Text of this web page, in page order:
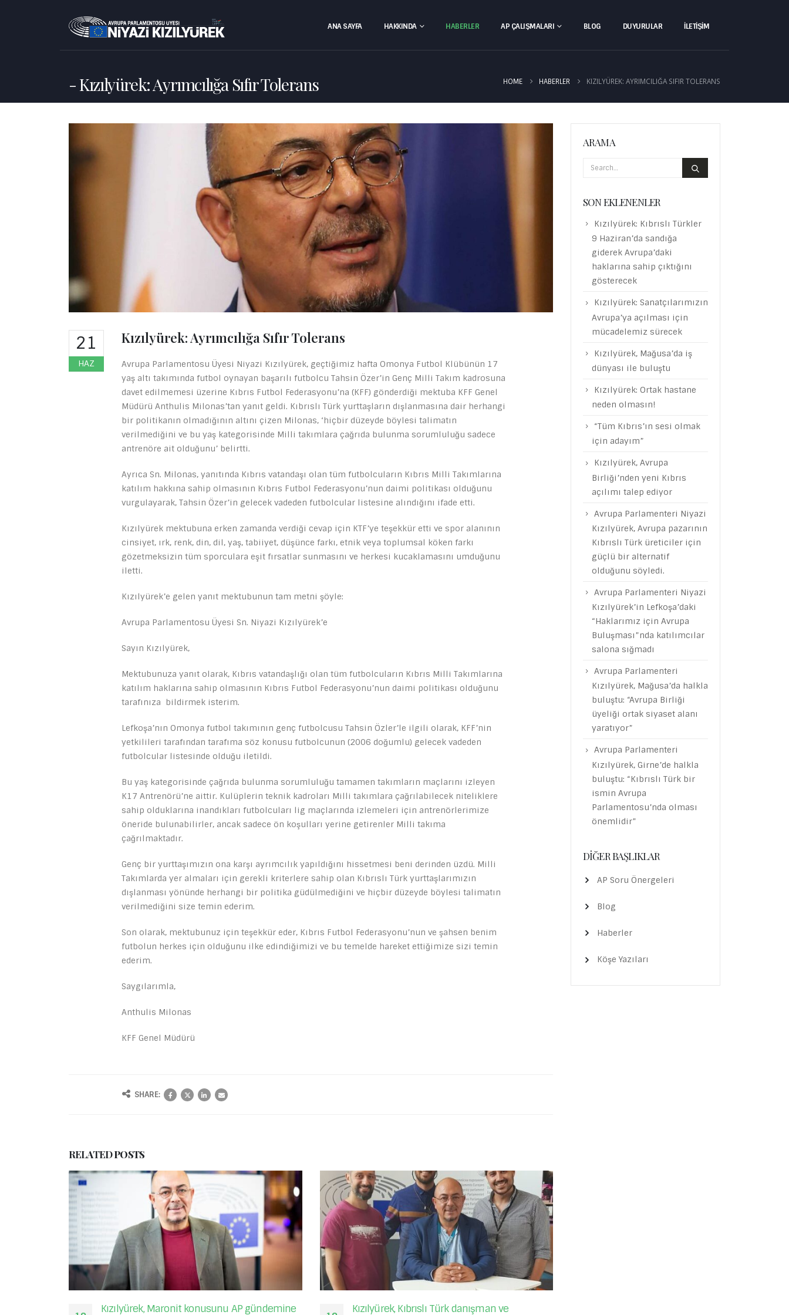
ANA SAYFA HAKKINDA HABERLER AP ÇALIŞMALARI BLOG DUYURULAR İLETIŞIM
Kızılyürek: Ayrımcılığa Sıfır Tolerans HOME HABERLER KIZILYÜREK: AYRIMCILIĞA SIFIR TOLERANS
21
HAZ
Kızılyürek: Ayrımcılığa Sıfır Tolerans
Avrupa Parlamentosu Üyesi Niyazi Kızılyürek, geçtiğimiz hafta Omonya Futbol Klübünün 17
yaş altı takımında futbol oynayan başarılı futbolcu Tahsin Özer’in Genç Milli Takım kadrosuna
davet edilmemesi üzerine Kıbrıs Futbol Federasyonu’na (KFF) gönderdiği mektuba KFF Genel
Müdürü Anthulis Milonas’tan yanıt geldi. Kıbrıslı Türk yurttaşların dışlanmasına dair herhangi
bir politikanın olmadığının altını çizen Milonas, ‘hiçbir düzeyde böylesi talimatın
verilmediğini ve bu yaş kategorisinde Milli takımlara çağrıda bulunma sorumluluğu sadece
antrenöre ait olduğunu’ belirtti.
Ayrıca Sn. Milonas, yanıtında Kıbrıs vatandaşı olan tüm futbolcuların Kıbrıs Milli Takımlarına
katılım hakkına sahip olmasının Kıbrıs Futbol Federasyonu’nun daimi politikası olduğunu
vurgulayarak, Tahsin Özer’in gelecek vadeden futbolcular listesine alındığını ifade etti.
Kızılyürek mektubuna erken zamanda verdiği cevap için KTF’ye teşekkür etti ve spor alanının
cinsiyet, ırk, renk, din, dil, yaş, tabiiyet, düşünce farkı, etnik veya toplumsal köken farkı
gözetmeksizin tüm sporculara eşit fırsatlar sunmasını ve herkesi kucaklamasını umduğunu
iletti.
Kızılyürek’e gelen yanıt mektubunun tam metni şöyle:
Avrupa Parlamentosu Üyesi Sn. Niyazi Kızılyürek’e
Sayın Kızılyürek,
Mektubunuza yanıt olarak, Kıbrıs vatandaşlığı olan tüm futbolcuların Kıbrıs Milli Takımlarına
katılım haklarına sahip olmasının Kıbrıs Futbol Federasyonu’nun daimi politikası olduğunu
tarafınıza bildirmek isterim.
Lefkoşa’nın Omonya futbol takımının genç futbolcusu Tahsin Özler’le ilgili olarak, KFF’nin
yetkilileri tarafından tarafıma söz konusu futbolcunun (2006 doğumlu) gelecek vadeden
futbolcular listesinde olduğu iletildi.
Bu yaş kategorisinde çağrıda bulunma sorumluluğu tamamen takımların maçlarını izleyen
K17 Antrenörü’ne aittir. Kulüplerin teknik kadroları Milli takımlara çağrılabilecek niteliklere
sahip olduklarına inandıkları futbolcuları lig maçlarında izlemeleri için antrenörlerimize
öneride bulunabilirler, ancak sadece ön koşulları yerine getirenler Milli takıma
çağrılmaktadır.
Genç bir yurttaşımızın ona karşı ayrımcılık yapıldığını hissetmesi beni derinden üzdü. Milli
Takımlarda yer almaları için gerekli kriterlere sahip olan Kıbrıslı Türk yurttaşlarımızın
dışlanması yönünde herhangi bir politika güdülmediğini ve hiçbir düzeyde böylesi talimatın
verilmediğini size temin ederim.
Son olarak, mektubunuz için teşekkür eder, Kıbrıs Futbol Federasyonu’nun ve şahsen benim
futbolun herkes için olduğunu ilke edindiğimizi ve bu temelde hareket ettiğimize sizi temin
ederim.
Saygılarımla,
Anthulis Milonas
KFF Genel Müdürü
SHARE:
RELATEDPOSTS
Kızılyürek, Kıbrıslı Türk danışman ve
Kızılyürek’e Ödül
ARAMA
SON EKLENENLER
Kızılyürek: Kıbrıslı Türkler
9 Haziran’da sandığa
giderek Avrupa’daki
haklarına sahip çıktığını
gösterecek
Kızılyürek: Sanatçılarımızın
Avrupa’ya açılması için
mücadelemiz sürecek
Kızılyürek, Mağusa’da iş
dünyası ile buluştu
Kızılyürek: Ortak hastane
neden olmasın!
“Tüm Kıbrıs’ın sesi olmak
için adayım”
Kızılyürek, Avrupa
Birliği’nden yeni Kıbrıs
açılımı talep ediyor
Avrupa Parlamenteri Niyazi
Kızılyürek, Avrupa pazarının
Kıbrıslı Türk üreticiler için
güçlü bir alternatif
olduğunu söyledi.
Avrupa Parlamenteri Niyazi
Kızılyürek’in Lefkoşa’daki
“Haklarımız için Avrupa
Buluşması”nda katılımcılar
salona sığmadı
Avrupa Parlamenteri
Kızılyürek, Mağusa’da halkla
buluştu: “Avrupa Birliği
üyeliği ortak siyaset alanı
yaratıyor”
Avrupa Parlamenteri
Kızılyürek, Girne’de halkla
buluştu: “Kıbrıslı Türk bir
ismin Avrupa
Parlamentosu’nda olması
önemlidir”
DIĞER BAŞLIKLAR
AP Soru Önergeleri
Blog
Haberler
Köşe Yazıları